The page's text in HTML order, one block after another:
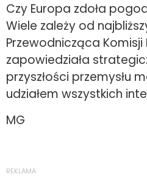
Czy Europa zdoła
Wiele zależy od
Przewodnicząca Komisji
zapowiedziała
przyszłości przemysłu
udziałem wszystkich
MG
REKLAMA